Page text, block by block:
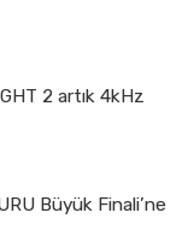
2 artık 4kHz
Büyük Finali’ne